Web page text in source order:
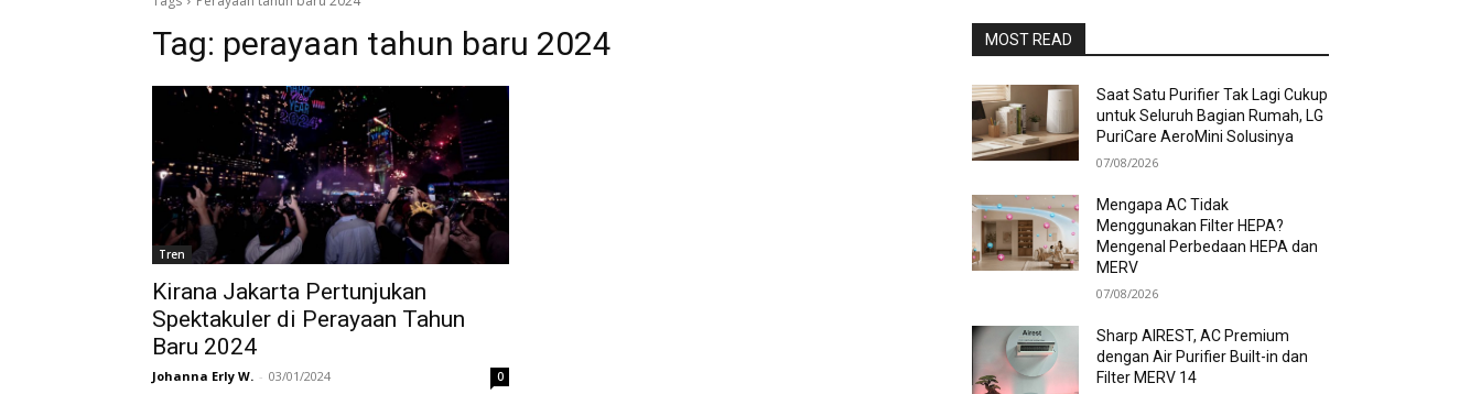
Tag: perayaan tahun baru 2024
Tren
Kirana Jakarta Pertunjukan
Spektakuler di Perayaan Tahun
Baru 2024
Johanna Erly W. - 03/01/2024 0
MOST READ
Saat Satu Purifier Tak Lagi Cukup
untuk Seluruh Bagian Rumah, LG
PuriCare AeroMini Solusinya
07/08/2026
Mengapa AC Tidak
Menggunakan Filter HEPA?
Mengenal Perbedaan HEPA dan
MERV
07/08/2026
Sharp AIREST, AC Premium
dengan Air Purifier Built-in dan
Filter MERV 14